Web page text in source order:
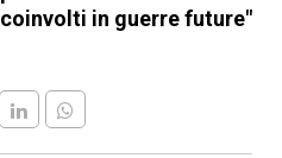
coinvolti in guerre future"